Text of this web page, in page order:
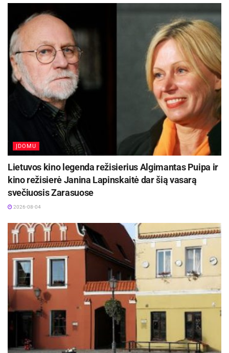
ĮDOMU
Lietuvos kino legenda režisierius Algimantas Puipa ir
kino režisierė Janina Lapinskaitė dar šią vasarą
svečiuosis Zarasuose
2026-08-04